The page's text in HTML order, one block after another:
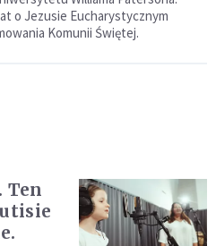
o Jezusie Eucharystycznym
Komunii Świętej.
Ten